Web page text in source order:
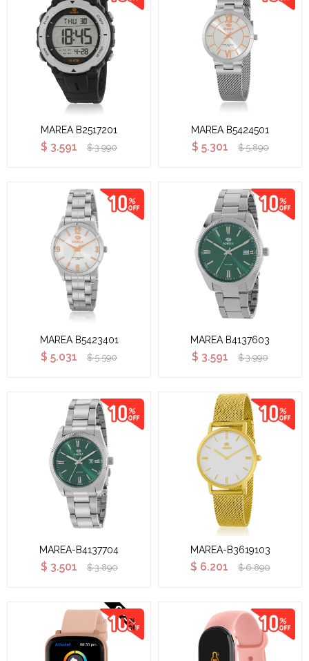
MAREA B2517201
$ 3.591 $ 3.990
MAREA B5424501
$ 5.301 $ 5.890
MAREA B5423401
$ 5.031 $ 5.590
MAREA B4137603
$ 3.591 $ 3.990
MAREA-B4137704
$ 3.501 $ 3.890
MAREA-B3619103
$ 6.201 $ 6.890